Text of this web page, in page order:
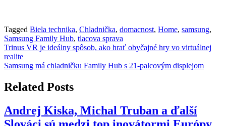
Tagged Biela technika, Chladnička, domacnost, Home, samsung,
Samsung Family Hub, tlacova sprava
Navigácia
v
Trinus VR je ideálny spôsob, ako hrať obyčajné hry vo virtuálnej
realite
Samsung má chladničku Family Hub s 21-palcovým displejom
Related Posts
Andrej Kiska, Michal Truban a ďalší